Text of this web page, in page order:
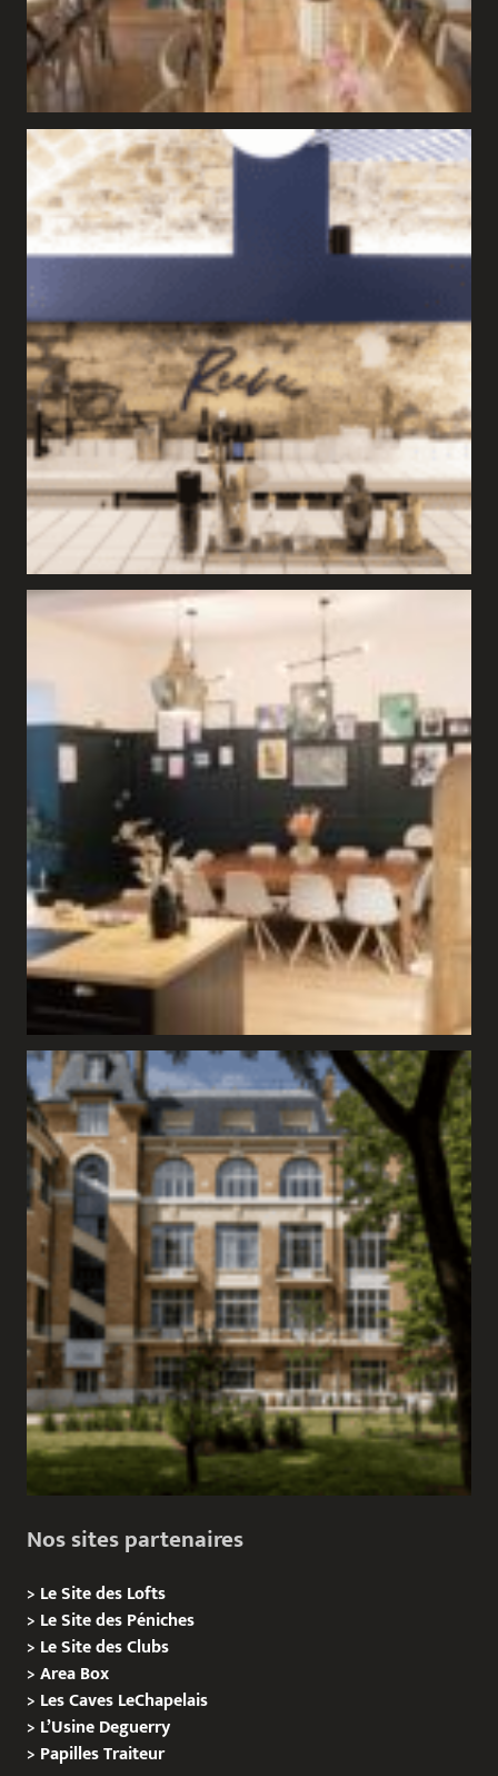
Nos sites partenaires
> Le Site des Lofts
> Le Site des Péniches
> Le Site des Clubs
>Area Box
> Les Caves LeChapelais
> L’Usine Deguerry
> PapillesTraiteur